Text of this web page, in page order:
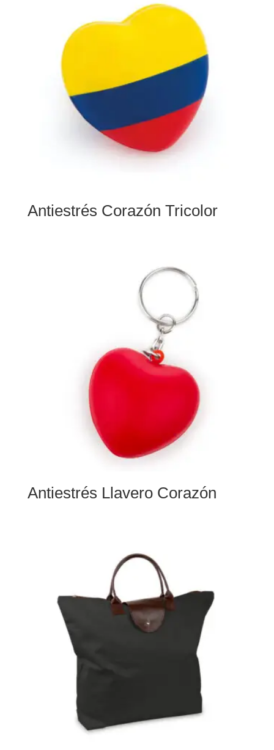
Antiestrés Corazón Tricolor
Antiestrés Llavero Corazón